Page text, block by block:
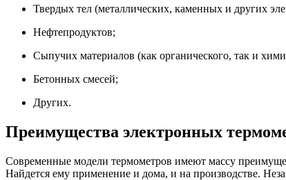
Твердых тел (металлических, каменных и других
Нефтепродуктов;
Сыпучих материалов (как органического, так и
Бетонных смесей;
Других.
Преимущества электронных
Современные модели термометров имеют массу
Найдется ему применение и дома, и на производстве.